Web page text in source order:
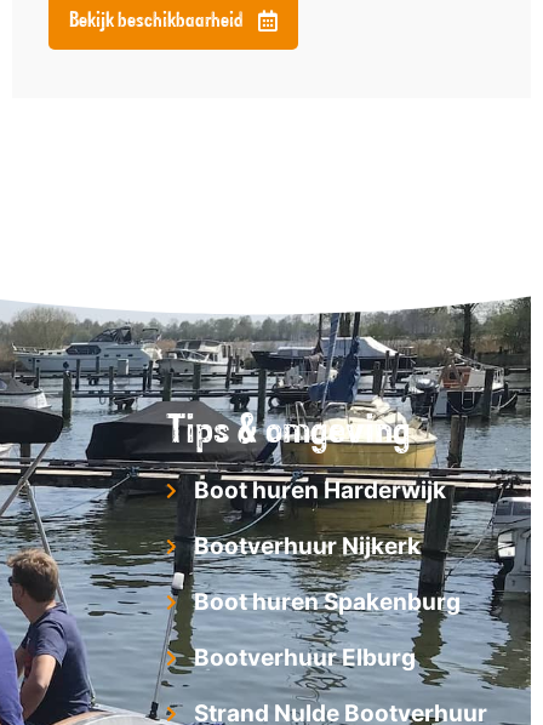
Bekijk beschikbaarheid
Tips & omgeving
Boot huren Harderwijk
Bootverhuur Nijkerk
Boot huren Spakenburg
Bootverhuur Elburg
Strand Nulde Bootverhuur